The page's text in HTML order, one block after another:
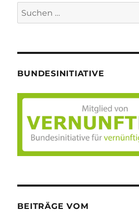
Suche
nach:
BUNDESINITIATIVE
BEITRÄGE VOM